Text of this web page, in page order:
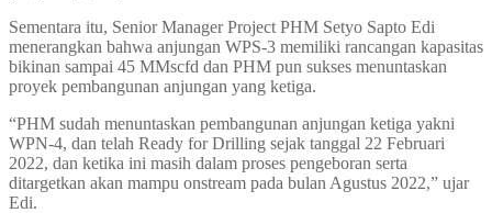
Sementara itu, Senior Manager Project PHM Setyo Sapto Edi
menerangkan bahwa anjungan WPS-3 memiliki rancangan kapasitas
bikinan sampai 45 MMscfd dan PHM pun sukses menuntaskan
proyek pembangunan anjungan yang ketiga.
“PHM sudah menuntaskan pembangunan anjungan ketiga yakni
WPN-4, dan telah Ready for Drilling sejak tanggal 22 Februari
2022, dan ketika ini masih dalam proses pengeboran serta
ditargetkan akan mampu onstream pada bulan Agustus 2022,” ujar
Edi.